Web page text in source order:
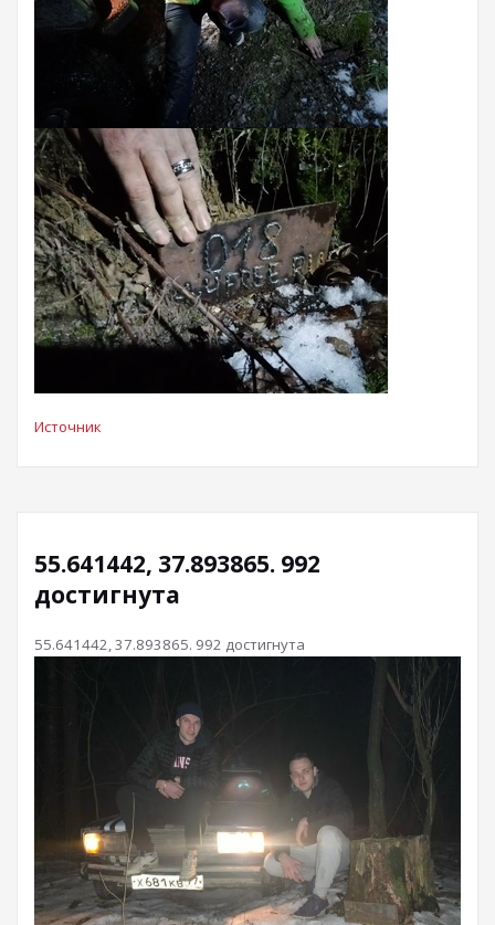
Источник
55.641442, 37.893865. 992
достигнута
55.641442, 37.893865. 992 достигнута